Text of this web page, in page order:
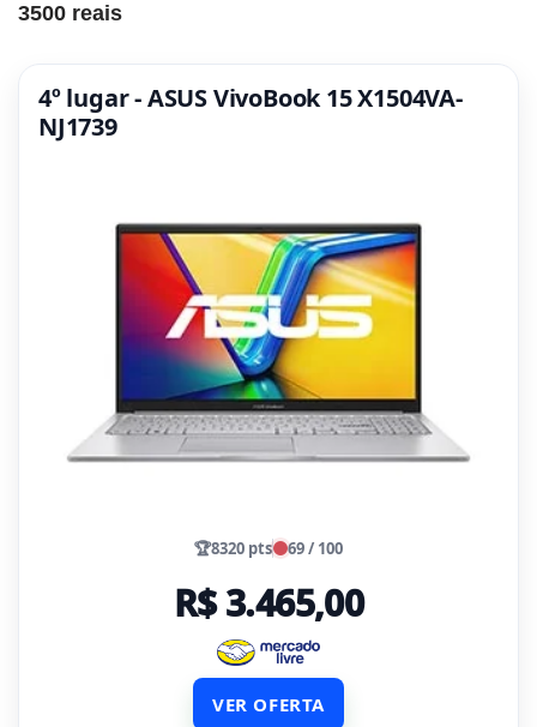
3500 reais
4º lugar - ASUS VivoBook 15 X1504VA-
NJ1739
🏆8320 pts 69 / 100
R$ 3.465,00
VER OFERTA